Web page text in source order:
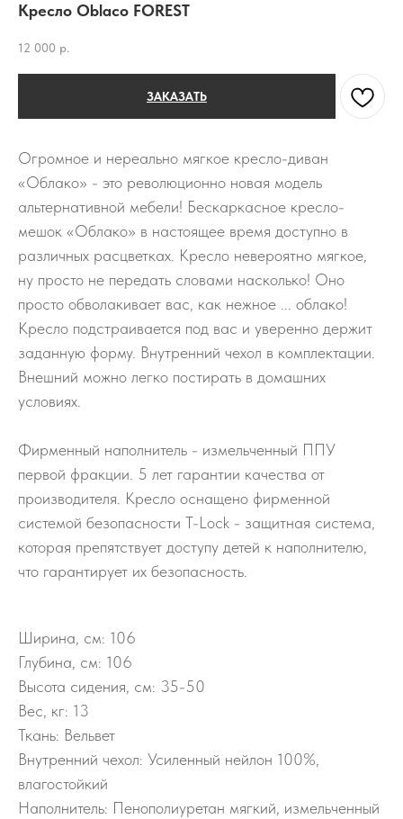
Кресло Oblaco FOREST
12 000 р.
ЗАКАЗАТЬ
Огромное и нереально мягкое кресло-диван
«Облако» - это революционно новая модель
альтернативной мебели! Бескаркасное кресло-
мешок «Облако» в настоящее время доступно в
различных расцветках. Кресло невероятно мягкое,
ну просто не передать словами насколько! Оно
просто обволакивает вас, как нежное ... облако!
Кресло подстраивается под вас и уверенно держит
заданную форму. Внутренний чехол в комплектации.
Внешний можно легко постирать в домашних
условиях.
Фирменный наполнитель - измельченный ППУ
первой фракции. 5 лет гарантии качества от
производителя. Кресло оснащено фирменной
системой безопасности T-Lock - защитная система,
которая препятствует доступу детей к наполнителю,
что гарантирует их безопасность.
Ширина, см: 106
Глубина, см: 106
Высота сидения, см: 35-50
Вес, кг: 13
Ткань: Вельвет
Внутренний чехол: Усиленный нейлон 100%,
влагостойкий
Наполнитель: Пенополиуретан мягкий, измельченный